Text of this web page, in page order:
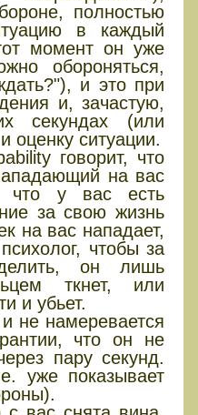
полностью
в каждый
момент он уже
обороняться,
и это при
и, зачастую,
секундах (или
оценку ситуации.
говорит, что
на вас
что у вас есть
за свою жизнь
на вас нападает,
чтобы за
он лишь
ткнет, или
и убьет.
не намеревается
что он не
пару секунд.
уже показывает